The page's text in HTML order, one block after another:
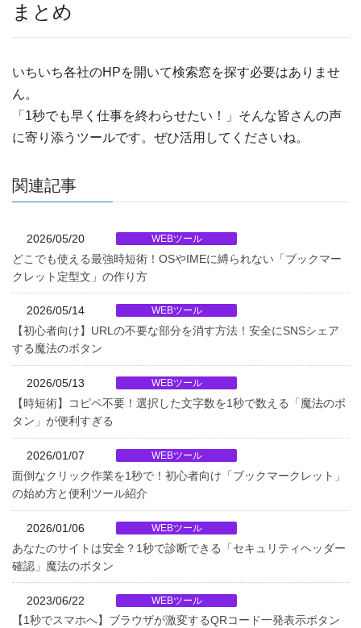
まとめ
いちいち各社のHPを開いて検索窓を探す必要はありませ
ん。
「1秒でも早く仕事を終わらせたい！」そんな皆さんの声
に寄り添うツールです。ぜひ活用してくださいね。
関連記事
2026/05/20 WEBツール
どこでも使える最強時短術！OSやIMEに縛られない「ブックマー
クレット定型文」の作り方
2026/05/14 WEBツール
【初心者向け】URLの不要な部分を消す方法！安全にSNSシェア
する魔法のボタン
2026/05/13 WEBツール
【時短術】コピペ不要！選択した文字数を1秒で数える「魔法のボ
タン」が便利すぎる
2026/01/07 WEBツール
面倒なクリック作業を1秒で！初心者向け「ブックマークレット」
の始め方と便利ツール紹介
2026/01/06 WEBツール
あなたのサイトは安全？1秒で診断できる「セキュリティヘッダー
確認」魔法のボタン
2023/06/22 WEBツール
【1秒でスマホへ】ブラウザが激変するQRコード一発表示ボタン